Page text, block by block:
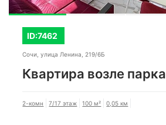
ID:7462
Сочи, улица Ленина, 219/6Б
Квартира возле парка
2-комн 7/17 этаж 100 м² 0,05 км